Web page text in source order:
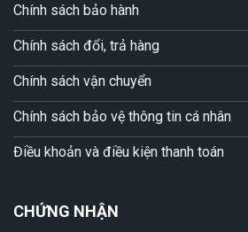
Chính sách bảo hành
Chính sách đổi, trả hàng
Chính sách vận chuyển
Chính sách bảo vệ thông tin cá nhân
Điều khoản và điều kiện thanh toán
CHỨNG NHẬN